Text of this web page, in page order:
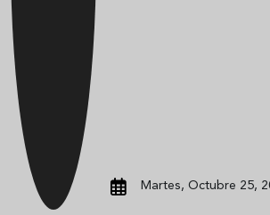
Martes, Octubre 25,